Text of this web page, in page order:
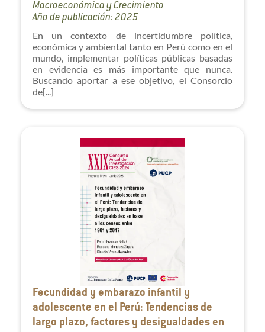
Macroeconómica y Crecimiento
Año de publicación: 2025
En un contexto de incertidumbre política,
económica y ambiental tanto en Perú como en el
mundo, implementar políticas públicas basadas
en evidencia es más importante que nunca.
Buscando aportar a ese objetivo, el Consorcio
de[...]
Fecundidad y embarazo infantil y
adolescente en el Perú: Tendencias de
largo plazo, factores y desigualdades en